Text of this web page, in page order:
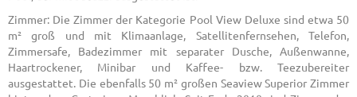
Zimmer: Die Zimmer der Kategorie Pool View Deluxe sind etwa 50
m² groß und mit Klimaanlage, Satellitenfernsehen, Telefon,
Zimmersafe, Badezimmer mit separater Dusche, Außenwanne,
Haartrockener, Minibar und Kaffee- bzw. Teezubereiter
ausgestattet. Die ebenfalls 50 m² großen Seaview Superior Zimmer